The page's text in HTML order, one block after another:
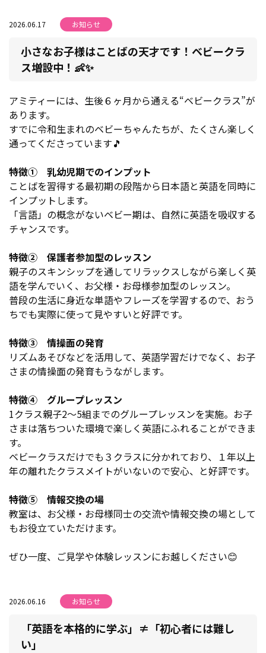
2026.06.17 お知らせ
小さなお子様はことばの天才です！ベビークラ
ス増設中！👶✨
アミティーには、生後６ヶ月から通える“ベビークラス”が
あります。
すでに令和生まれのベビーちゃんたちが、たくさん楽しく
通ってくださっています🎵
特徴① 乳幼児期でのインプット
ことばを習得する最初期の段階から日本語と英語を同時に
インプットします。
「言語」の概念がないベビー期は、自然に英語を吸収する
チャンスです。
特徴② 保護者参加型のレッスン
親子のスキンシップを通してリラックスしながら楽しく英
語を学んでいく、お父様・お母様参加型のレッスン。
普段の生活に身近な単語やフレーズを学習するので、おう
ちでも実際に使って見やすいと好評です。
特徴③ 情操面の発育
リズムあそびなどを活用して、英語学習だけでなく、お子
さまの情操面の発育もうながします。
特徴④ グループレッスン
1クラス親子2〜5組までのグループレッスンを実施。お子
さまは落ちついた環境で楽しく英語にふれることができま
す。
ベビークラスだけでも３クラスに分かれており、１年以上
年の離れたクラスメイトがいないので安心、と好評です。
特徴⑤ 情報交換の場
教室は、お父様・お母様同士の交流や情報交換の場として
もお役立ていただけます。
ぜひ一度、ご見学や体験レッスンにお越しください😊
2026.06.16 お知らせ
「英語を本格的に学ぶ」≠「初心者には難し
い」